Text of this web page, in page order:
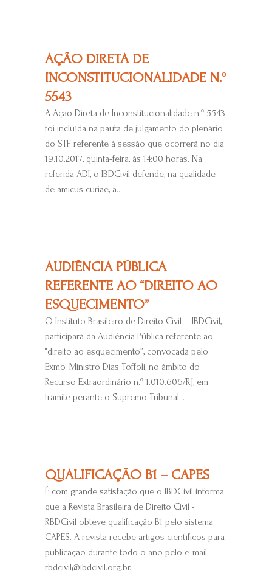
AÇÃO DIRETA DE
INCONSTITUCIONALIDADE N.º
5543
A Ação Direta de Inconstitucionalidade n.º 5543
foi incluída na pauta de julgamento do plenário
do STF referente à sessão que ocorrerá no dia
19.10.2017, quinta-feira, às 14:00 horas. Na
referida ADI, o IBDCivil defende, na qualidade
de amicus curiae, a...
AUDIÊNCIA PÚBLICA
REFERENTE AO “DIREITO AO
ESQUECIMENTO”
O Instituto Brasileiro de Direito Civil – IBDCivil,
participará da Audiência Pública referente ao
“direito ao esquecimento”, convocada pelo
Exmo. Ministro Dias Toffoli, no âmbito do
Recurso Extraordinário n.º 1.010.606/RJ, em
trâmite perante o Supremo Tribunal...
QUALIFICAÇÃO B1 – CAPES
É com grande satisfação que o IBDCivil informa
que a Revista Brasileira de Direito Civil -
RBDCivil obteve qualificação B1 pelo sistema
CAPES. A revista recebe artigos científicos para
publicação durante todo o ano pelo e-mail
rbdcivil@ibdcivil.org.br.